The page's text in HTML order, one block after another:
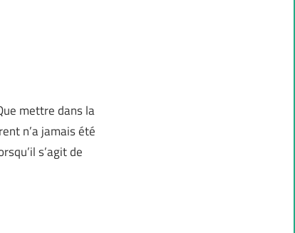
mettre dans la
n’a jamais été
s’agit de